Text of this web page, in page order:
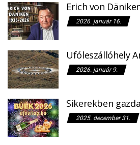
Erich von
2026. január 16.
Ufóleszállóhely
2026. január 9.
Sikerekben
2025. december 31.